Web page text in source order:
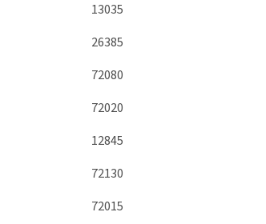
13035
26385
72080
72020
12845
72130
72015